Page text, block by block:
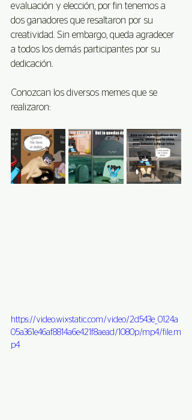
evaluación y elección, por fin tenemos a
dos ganadores que resaltaron por su
creatividad. Sin embargo, queda agradecer
a todos los demás participantes por su
dedicación.
Conozcan los diversos memes que se
realizaron:
https://video.wixstatic.com/video/2d543e_0124a
05a361e46af8814a6e421f8aead/1080p/mp4/file.m
p4